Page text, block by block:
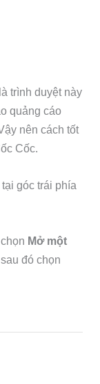
trình duyệt này
quảng cáo
nên cách tốt
Cốc.
góc trái phía
Mở một
đó chọn